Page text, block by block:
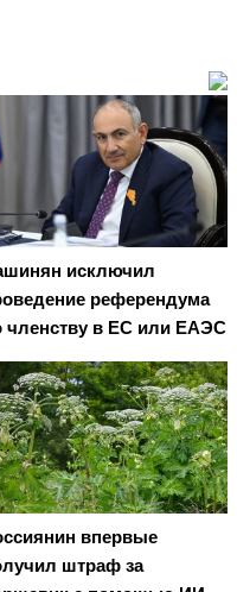
исключил
референдума
членству в ЕС или ЕАЭС
впервые
штраф за